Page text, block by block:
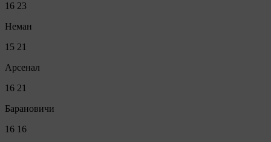
16 23
Неман
15 21
Арсенал
16 21
Барановичи
16 16